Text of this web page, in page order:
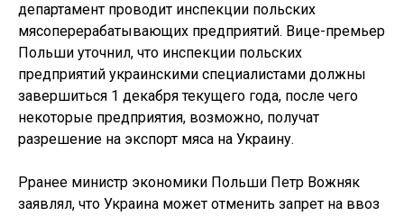
департамент проводит инспекции польских
мясоперерабатывающих предприятий. Вице-премьер
Польши уточнил, что инспекции польских
предприятий украинскими специалистами должны
завершиться 1 декабря текущего года, после чего
некоторые предприятия, возможно, получат
разрешение на экспорт мяса на Украину.
Рранее министр экономики Польши Петр Вожняк
заявлял, что Украина может отменить запрет на ввоз